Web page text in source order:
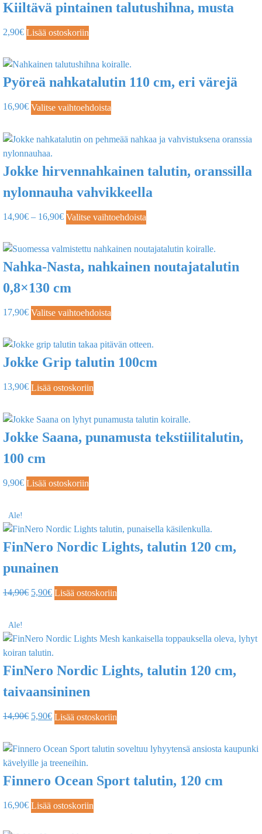
Kiiltävä pintainen talutushihna, musta
2,90€ Lisää ostoskoriin
Pyöreä nahkatalutin 110 cm, eri värejä
16,90€ Valitse vaihtoehdoista
Jokke hirvennahkainen talutin, oranssilla
nylonnauha vahvikkeella
14,90€ – 16,90€ Valitse vaihtoehdoista
Nahka-Nasta, nahkainen noutajatalutin
0,8×130 cm
17,90€ Valitse vaihtoehdoista
Jokke Grip talutin 100cm
13,90€ Lisää ostoskoriin
Jokke Saana, punamusta tekstiilitalutin,
100 cm
9,90€ Lisää ostoskoriin
Ale!
FinNero Nordic Lights, talutin 120 cm,
punainen
14,90€ 5,90€ Lisää ostoskoriin
Ale!
FinNero Nordic Lights, talutin 120 cm,
taivaansininen
14,90€ 5,90€ Lisää ostoskoriin
Finnero Ocean Sport talutin, 120 cm
16,90€ Lisää ostoskoriin